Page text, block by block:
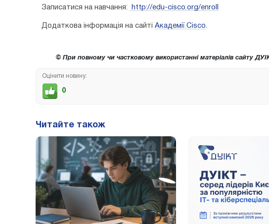
Записатися на навчання: http://edu-cisco.org/enroll
Додаткова інформація на сайті Академії Cisco.
© При повному чи частковому використанні матеріалів сайту
Оцінити новину:
0
Читайте також